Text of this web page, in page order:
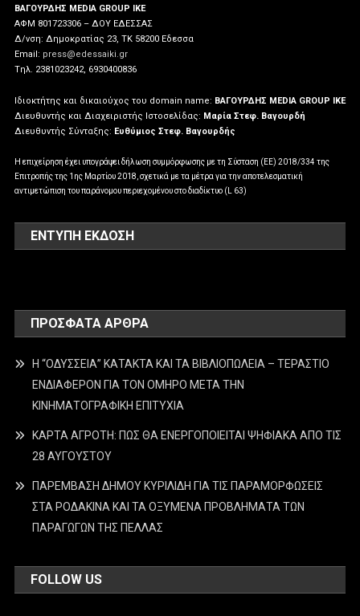
ΒΑΓΟΥΡΔΗΣ MEDIA GROUP IKE
ΑΦΜ 801723306 – ΔΟΥ ΕΔΕΣΣΑΣ
Δ/νση: Δημοκρατίας 23, ΤΚ 58200 Εδεσσα
Email: press@edessaiki.gr
Tηλ. 2381023242, 6930400836
Ιδιοκτήτης και δικαιούχος του domain name: ΒΑΓΟΥΡΔΗΣ MEDIA GROUP IKE
Διευθυντής και Διαχειριστής Ιστοσελίδας: Μαρία Στεφ. Βαγουρδή
Διευθυντής Σύνταξης: Ευθύμιος Στεφ. Βαγουρδής
Η επιχείρηση έχει υπογράψει δήλωση συμμόρφωσης με τη Σύσταση (ΕΕ) 2018/334 της
Επιτροπής της 1ης Μαρτίου 2018, σχετικά με τα μέτρα για την αποτελεσματική
αντιμετώπιση του παράνομου περιεχομένου στο διαδίκτυο (L 63)
ΕΝΤΥΠΗ ΕΚΔΟΣΗ
ΠΡΌΣΦΑΤΑ ΆΡΘΡΑ
Η “ΟΔΥΣΣΕΙΑ” ΚΑΤΑΚΤΑ ΚΑΙ ΤΑ ΒΙΒΛΙΟΠΩΛΕΙΑ – ΤΕΡΑΣΤΙΟ
ΕΝΔΙΑΦΕΡΟΝ ΓΙΑ ΤΟΝ ΟΜΗΡΟ ΜΕΤΑ ΤΗΝ
ΚΙΝΗΜΑΤΟΓΡΑΦΙΚΗ ΕΠΙΤΥΧΙΑ
ΚΑΡΤΑ ΑΓΡΟΤΗ: ΠΩΣ ΘΑ ΕΝΕΡΓΟΠΟΙΕΙΤΑΙ ΨΗΦΙΑΚΑ ΑΠΟ ΤΙΣ
28 ΑΥΓΟΥΣΤΟΥ
ΠΑΡΕΜΒΑΣΗ ΔΗΜΟΥ ΚΥΡΙΛΙΔΗ ΓΙΑ ΤΙΣ ΠΑΡΑΜΟΡΦΩΣΕΙΣ
ΣΤΑ ΡΟΔΑΚΙΝΑ ΚΑΙ ΤΑ ΟΞΥΜΕΝΑ ΠΡΟΒΛΗΜΑΤΑ ΤΩΝ
ΠΑΡΑΓΩΓΩΝ ΤΗΣ ΠΕΛΛΑΣ
FOLLOW US